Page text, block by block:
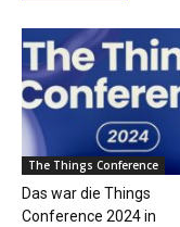
The Things Conference
Das war die Things
Conference 2024 in